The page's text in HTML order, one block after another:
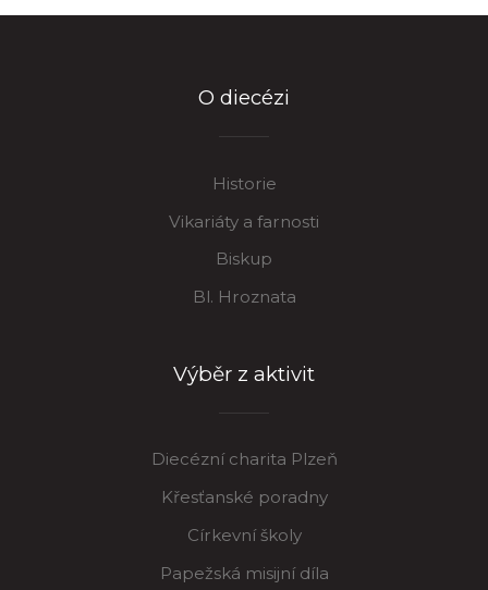
O diecézi
Historie
Vikariáty a farnosti
Biskup
Bl. Hroznata
Výběr z aktivit
Diecézní charita Plzeň
Křesťanské poradny
Církevní školy
Papežská misijní díla